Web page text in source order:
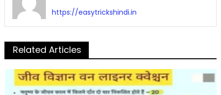
https://easytrickshindi.in
Related Articles